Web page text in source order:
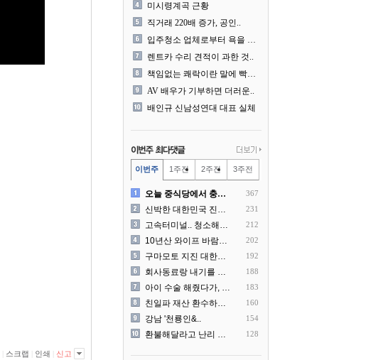
스크랩 인쇄 신고
미시령계곡 근황
직거래 220배 증가, 공인..
입주청소 업체로부터 욕을 먹..
렌트카 수리 견적이 과한 것..
책임없는 쾌락이란 말에 빡친..
AV 배우가 기부하면 더러운..
배인규 신남성연대 대표 실체
이번주 1주전 2주전 3주전
오늘 중식당에서 충격 목격담 367
신박한 대한민국 진상 근황 231
고속터미널.. 청소해주시는.. 212
10년산 와이프 바람나서 이.. 202
구마모토 지진 대한항공 생수.. 192
회사동료랑 내기를 했습니다 188
아이 수술 해줬다가, 부모에.. 183
친일파 재산 환수하겠다! 160
강남 '천룡인&.. 154
환불해달라고 난리 난 미국 .. 128